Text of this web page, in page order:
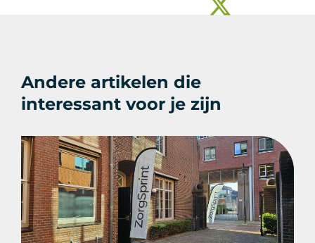
Andere artikelen die
interessant voor je zijn